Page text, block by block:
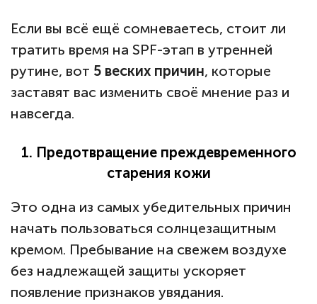
Если вы всё ещё сомневаетесь, стоит ли
тратить время на SPF-этап в утренней
рутине, вот 5 веских причин, которые
заставят вас изменить своё мнение раз и
навсегда.
1. Предотвращение преждевременного
старения кожи
Это одна из самых убедительных причин
начать пользоваться солнцезащитным
кремом. Пребывание на свежем воздухе
без надлежащей защиты ускоряет
появление признаков увядания.